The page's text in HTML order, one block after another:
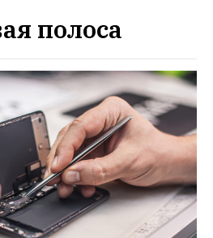
полоса